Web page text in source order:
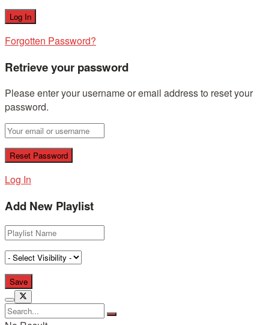
Forgotten Password?
Retrieve your password
Please enter your username or email address to reset your
password.
Log In
Add New Playlist